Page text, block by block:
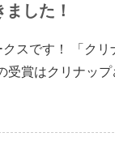
した！
スです！ 「ク
受賞はクリナッ